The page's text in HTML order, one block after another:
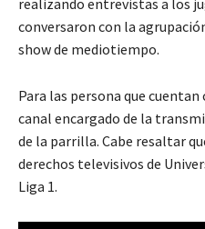
conversaron con la
show de mediotiempo.
Para las persona que
canal encargado de la
de la parrilla. Cabe resaltar
derechos televisivos de
Liga 1.